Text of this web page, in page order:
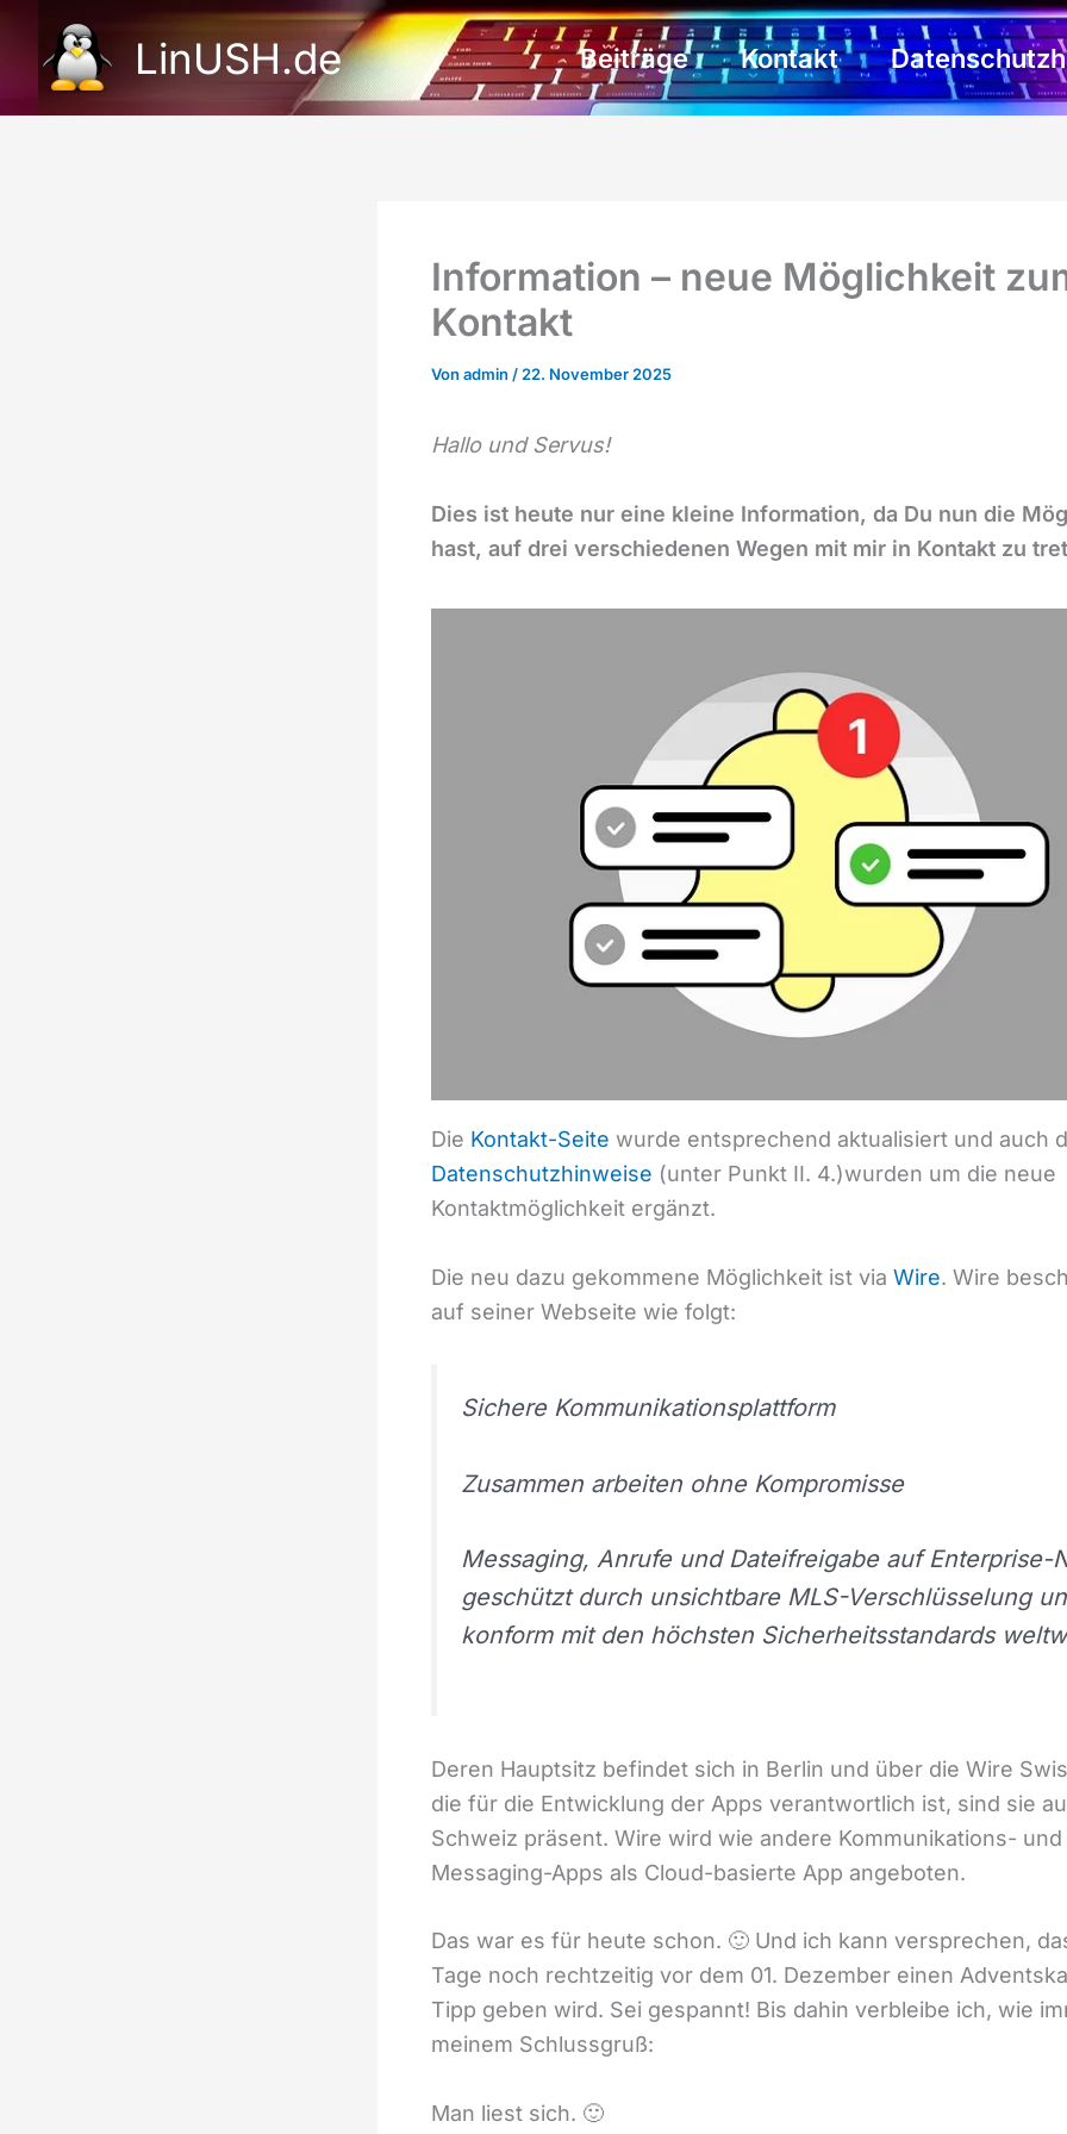
Inhalt
springen
LinUSH.de Beiträge Kontakt
Information – neue Möglichkeit
Kontakt
Von admin / 22. November 2025
Hallo und Servus!
Dies ist heute nur eine kleine Information, da Du nun die
hast, auf drei verschiedenen Wegen mit mir in Kontakt zu
Die Kontakt-Seite wurde entsprechend aktualisiert und auch
Datenschutzhinweise (unter Punkt II. 4.)wurden um die neue
Kontaktmöglichkeit ergänzt.
Die neu dazu gekommene Möglichkeit ist via Wire. Wire
auf seiner Webseite wie folgt:
Sichere Kommunikationsplattform
Zusammen arbeiten ohne Kompromisse
Messaging, Anrufe und Dateifreigabe auf Enterprise-
geschützt durch unsichtbare MLS-Verschlüsselung
konform mit den höchsten Sicherheitsstandards
Deren Hauptsitz befindet sich in Berlin und über die Wire
die für die Entwicklung der Apps verantwortlich ist, sind sie
Schweiz präsent. Wire wird wie andere Kommunikations- und
Messaging-Apps als Cloud-basierte App angeboten.
Das war es für heute schon. 🙂 Und ich kann versprechen,
Tage noch rechtzeitig vor dem 01. Dezember einen
Tipp geben wird. Sei gespannt! Bis dahin verbleibe ich, wie
meinem Schlussgruß:
Man liest sich. 🙂